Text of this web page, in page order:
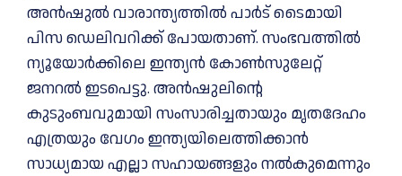
അന്‍ഷുല്‍ വാരാന്ത്യത്തില്‍ പാര്‍ട് ടൈമായി
പിസ ഡെലിവറിക്ക് പോയതാണ്. സംഭവത്തില്‍
ന്യൂയോര്‍ക്കിലെ ഇന്ത്യന്‍ കോണ്‍സുലേറ്റ്
ജനറല്‍ ഇടപെട്ടു. അന്‍ഷുലിന്റെ
കുടുംബവുമായി സംസാരിച്ചതായും മൃതദേഹം
എത്രയും വേഗം ഇന്ത്യയിലെത്തിക്കാന്‍
സാധ്യമായ എല്ലാ സഹായങ്ങളും നല്‍കുമെന്നും